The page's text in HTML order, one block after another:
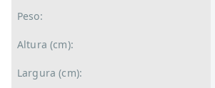
Peso:
Altura (cm):
Largura (cm):